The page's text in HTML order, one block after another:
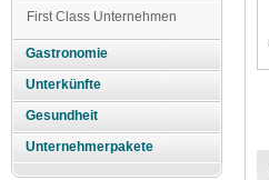
First Class Unternehmen
Gastronomie
Unterkünfte
Gesundheit
Unternehmerpakete